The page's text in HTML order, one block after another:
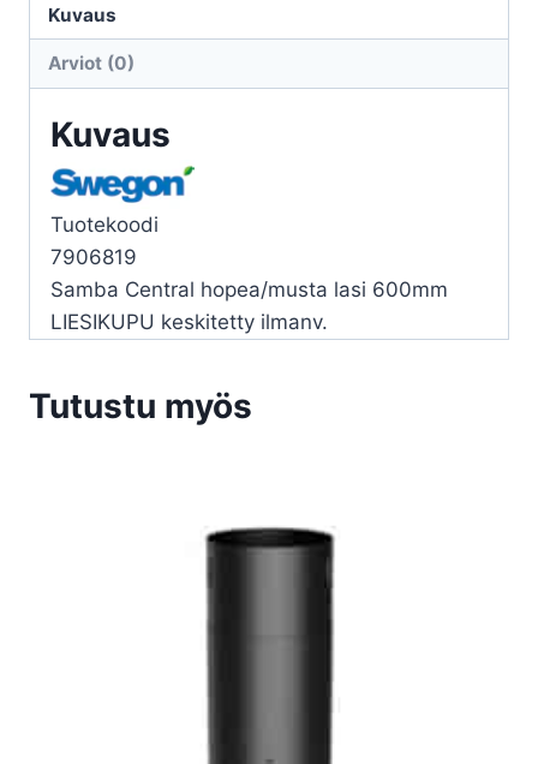
CENTRAL
HOPEA/MUSTA
Kuvaus
Arviot (0)
Kuvaus
Tuotekoodi
7906819
Samba Central hopea/musta lasi 600mm
LIESIKUPU keskitetty ilmanv.
Tutustu myös